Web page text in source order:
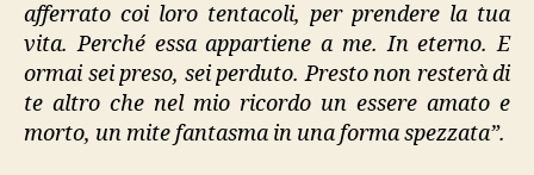
afferrato coi loro tentacoli, per prendere la tua
vita. Perché essa appartiene a me. In eterno. E
ormai sei preso, sei perduto. Presto non resterà di
te altro che nel mio ricordo un essere amato e
morto, un mite fantasma in una forma spezzata”.